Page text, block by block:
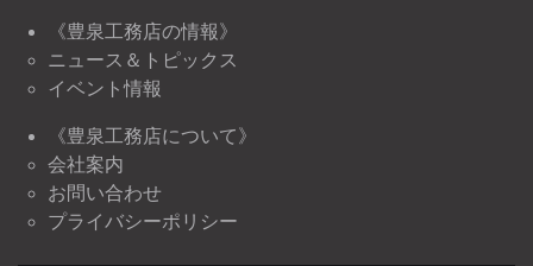
《豊泉工務店の情報》
ニュース＆トピックス
イベント情報
《豊泉工務店について》
会社案内
お問い合わせ
プライバシーポリシー